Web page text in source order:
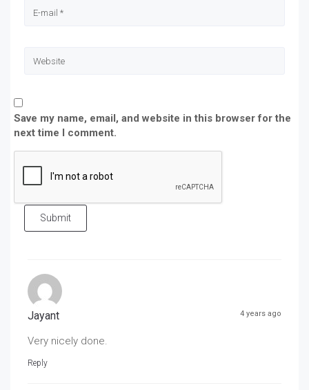
Save my name, email, and website in this browser for the
next time I comment.
Submit
Jayant 4 years ago
Very nicely done.
Reply